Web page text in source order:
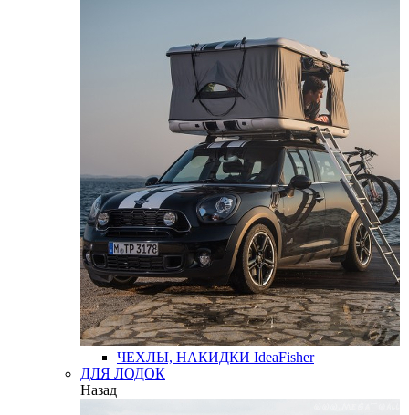
ЧЕХЛЫ, НАКИДКИ IdeaFisher
ДЛЯ ЛОДОК
Назад